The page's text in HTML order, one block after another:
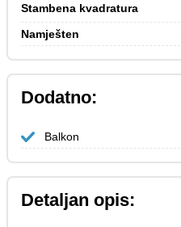
Stambena kvadratura
Namješten
Dodatno:
Balkon
Detaljan opis: